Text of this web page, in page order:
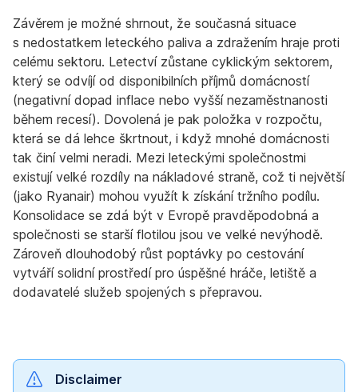
Závěrem je možné shrnout, že současná situace
s nedostatkem leteckého paliva a zdražením hraje proti
celému sektoru. Letectví zůstane cyklickým sektorem,
který se odvíjí od disponibilních příjmů domácností
(negativní dopad inflace nebo vyšší nezaměstnanosti
během recesí). Dovolená je pak položka v rozpočtu,
která se dá lehce škrtnout, i když mnohé domácnosti
tak činí velmi neradi. Mezi leteckými společnostmi
existují velké rozdíly na nákladové straně, což ti největší
(jako Ryanair) mohou využít k získání tržního podílu.
Konsolidace se zdá být v Evropě pravděpodobná a
společnosti se starší flotilou jsou ve velké nevýhodě.
Zároveň dlouhodobý růst poptávky po cestování
vytváří solidní prostředí pro úspěšné hráče, letiště a
dodavatelé služeb spojených s přepravou.
Disclaimer